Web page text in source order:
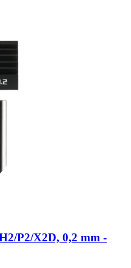
P2/X2D, 0,2 mm -​